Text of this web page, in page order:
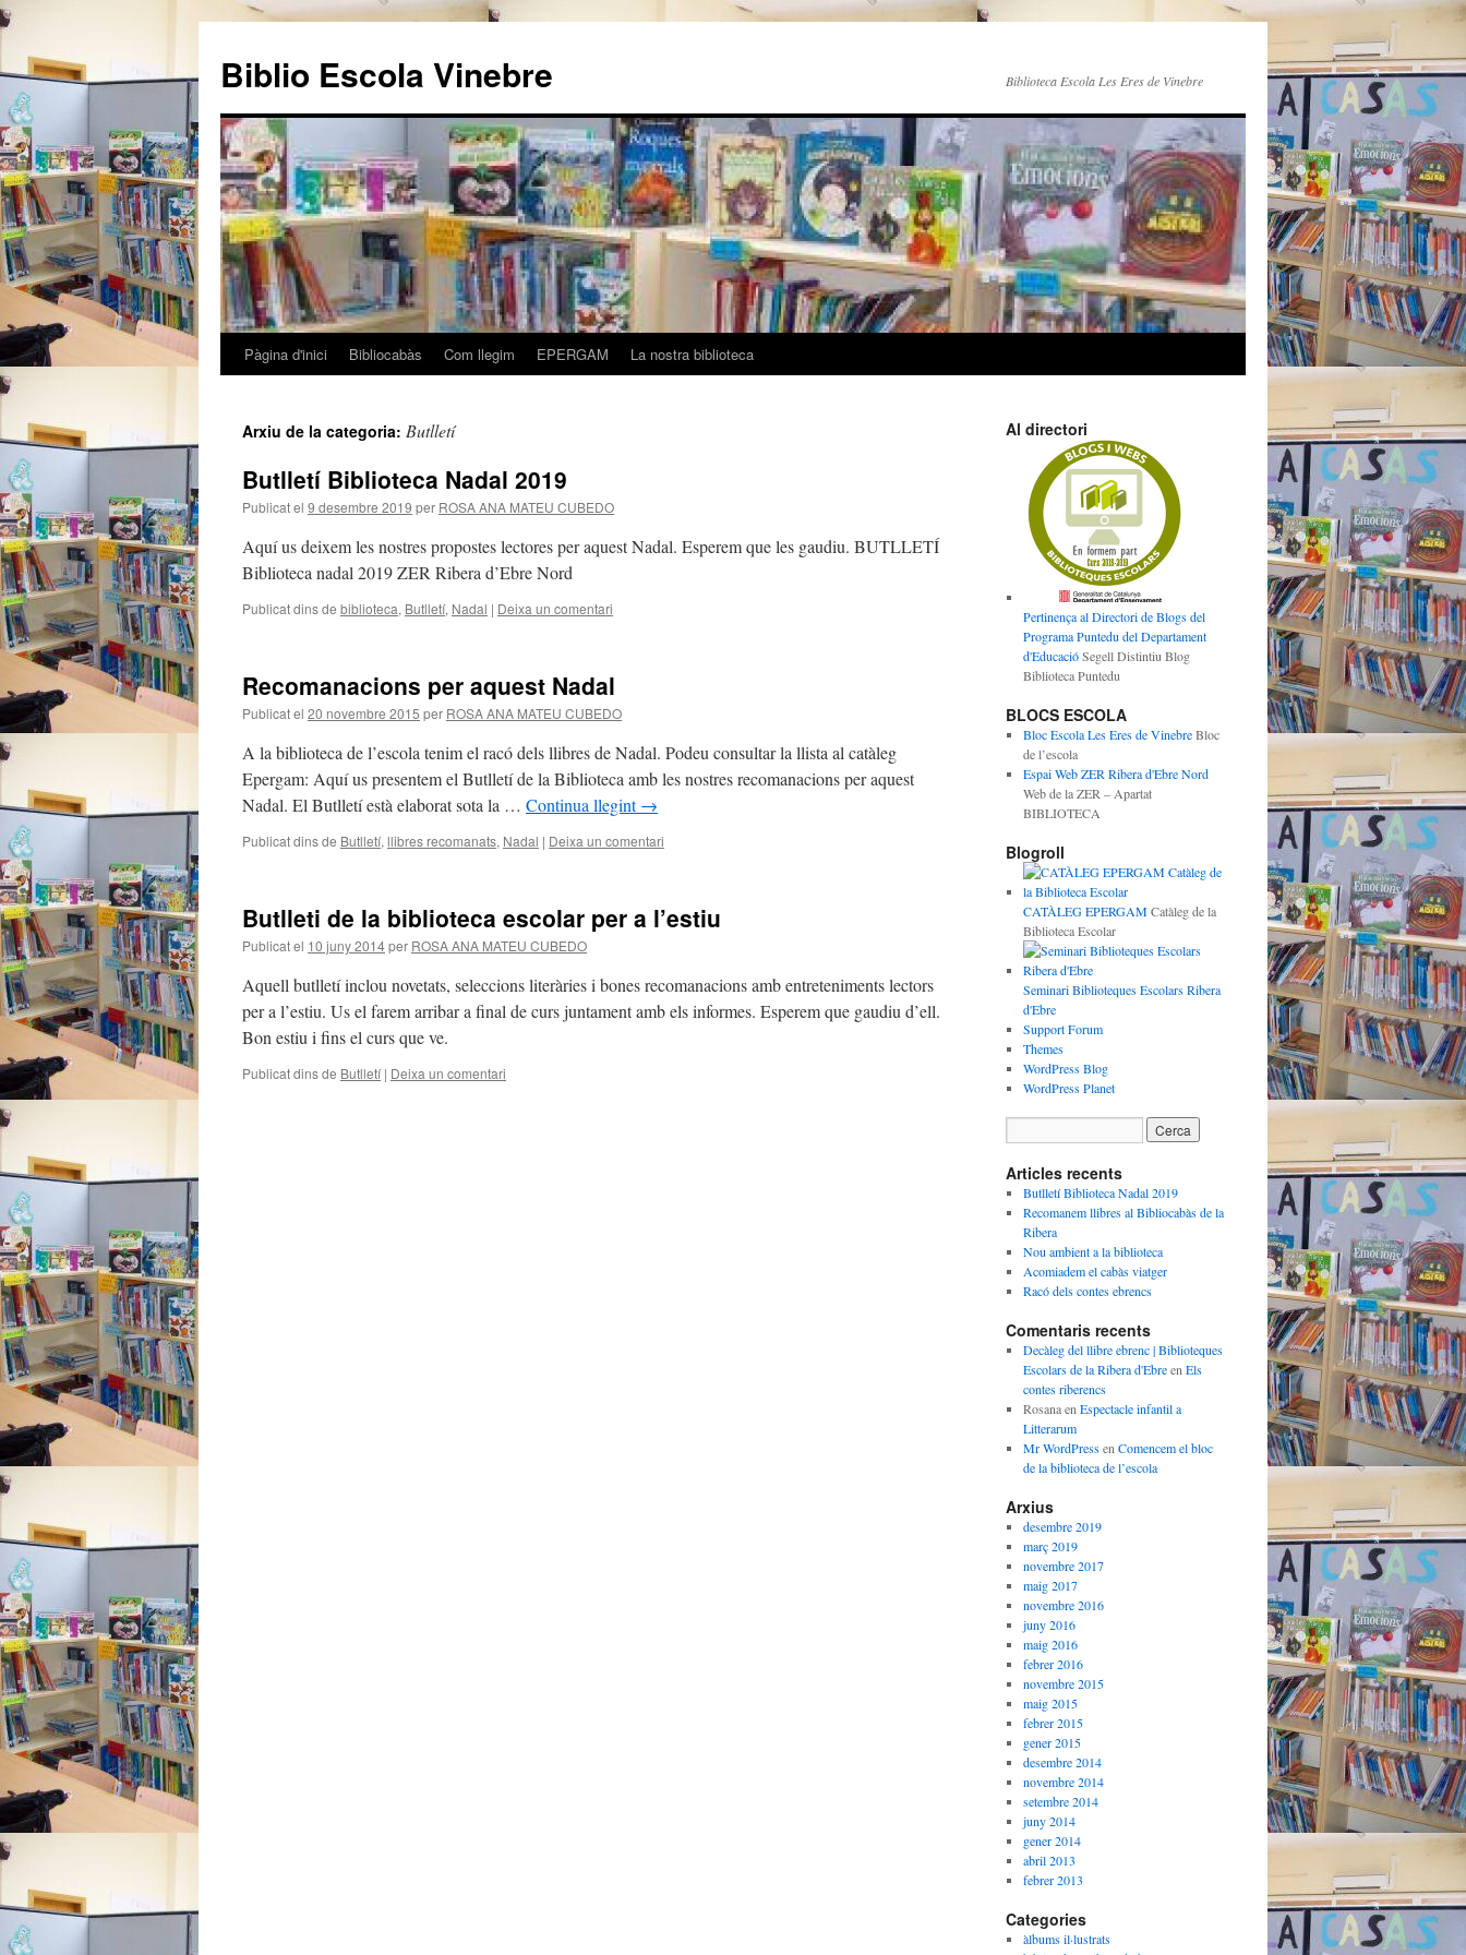
Biblio Escola Vinebre Biblioteca Escola Les Eres de Vinebre
Vés
contingut
Pàgina d'inici Bibliocabàs Com llegim EPERGAM La nostra biblioteca
Arxiu de la categoria: Butlletí
Butlletí Biblioteca Nadal 2019
Publicat el 9 desembre 2019 per ROSA ANA MATEU CUBEDO
Aquí us deixem les nostres propostes lectores per aquest Nadal. Esperem que les gaudiu. BUTLLETÍ
Biblioteca nadal 2019 ZER Ribera d’Ebre Nord
Publicat dins de biblioteca, Butlletí, Nadal | Deixa un comentari
Recomanacions per aquest Nadal
Publicat el 20 novembre 2015 per ROSA ANA MATEU CUBEDO
A la biblioteca de l’escola tenim el racó dels llibres de Nadal. Podeu consultar la llista al catàleg
Epergam: Aquí us presentem el Butlletí de la Biblioteca amb les nostres recomanacions per aquest
Nadal. El Butlletí està elaborat sota la … Continua llegint→
Publicat dins de Butlletí, llibres recomanats, Nadal | Deixa un comentari
Butlleti de la biblioteca escolar per a l’estiu
Publicat el 10 juny 2014per ROSA ANA MATEU CUBEDO
Aquell butlletí inclou novetats, seleccions literàries i bones recomanacions amb entreteniments lectors
per a l’estiu. Us el farem arribar a final de curs juntament amb els informes. Esperem que gaudiu d’ell.
Bon estiu i fins el curs que ve.
Publicat dins de Butlletí | Deixa un comentari
Al directori
Pertinença al Directori de Blogs del
Programa Puntedu del Departament
d'EducacióSegell Distintiu Blog
Biblioteca Puntedu
BLOCS ESCOLA
Bloc Escola Les Eres de VinebreBloc
de l’escola
Espai Web ZER Ribera d'Ebre Nord
Web de la ZER – Apartat
BIBLIOTECA
Blogroll
CATÀLEG EPERGAMCatàleg de la
Biblioteca Escolar
Seminari Biblioteques Escolars Ribera
d'Ebre
Support Forum
Themes
WordPress Blog
WordPress Planet
Articles recents
Butlletí Biblioteca Nadal 2019
Recomanem llibres al Bibliocabàs de la
Ribera
Nou ambient a la biblioteca
Acomiadem el cabàs viatger
Racó dels contes ebrencs
Comentaris recents
Decàleg del llibre ebrenc | Biblioteques
Escolars de la Ribera d'Ebreen Els
contes riberencs
Rosanaen Espectacle infantil a
Litterarum
Mr WordPressen Comencem el bloc
de la biblioteca de l’escola
Arxius
desembre 2019
març 2019
novembre 2017
maig 2017
novembre 2016
juny 2016
maig 2016
febrer 2016
novembre 2015
maig 2015
febrer 2015
gener 2015
desembre 2014
novembre 2014
setembre 2014
juny 2014
gener 2014
abril 2013
febrer 2013
Categories
àlbums il·lustrats